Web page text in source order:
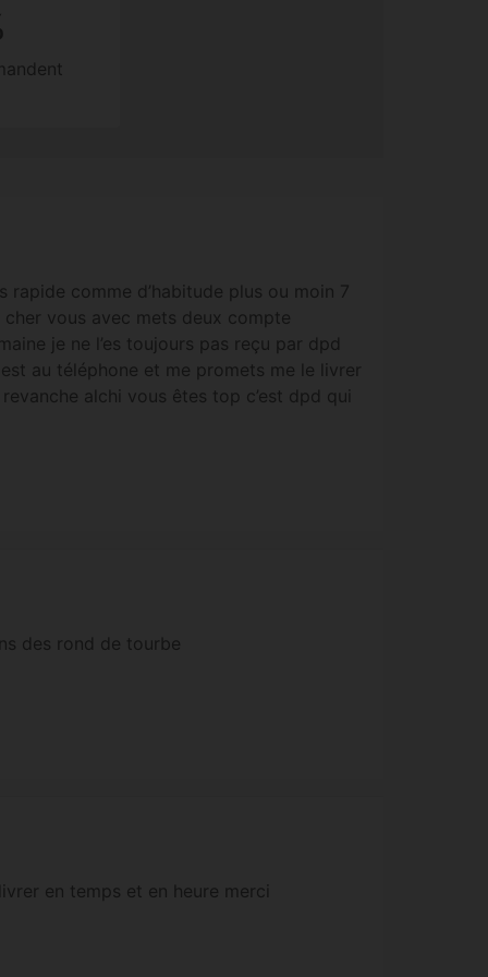
rapide comme d’habitude plus ou moin 7
vous avec mets deux compte
je ne l’es toujours pas reçu par dpd
au téléphone et me promets me le livrer
alchi vous êtes top c’est dpd qui
des rond de tourbe
en temps et en heure merci